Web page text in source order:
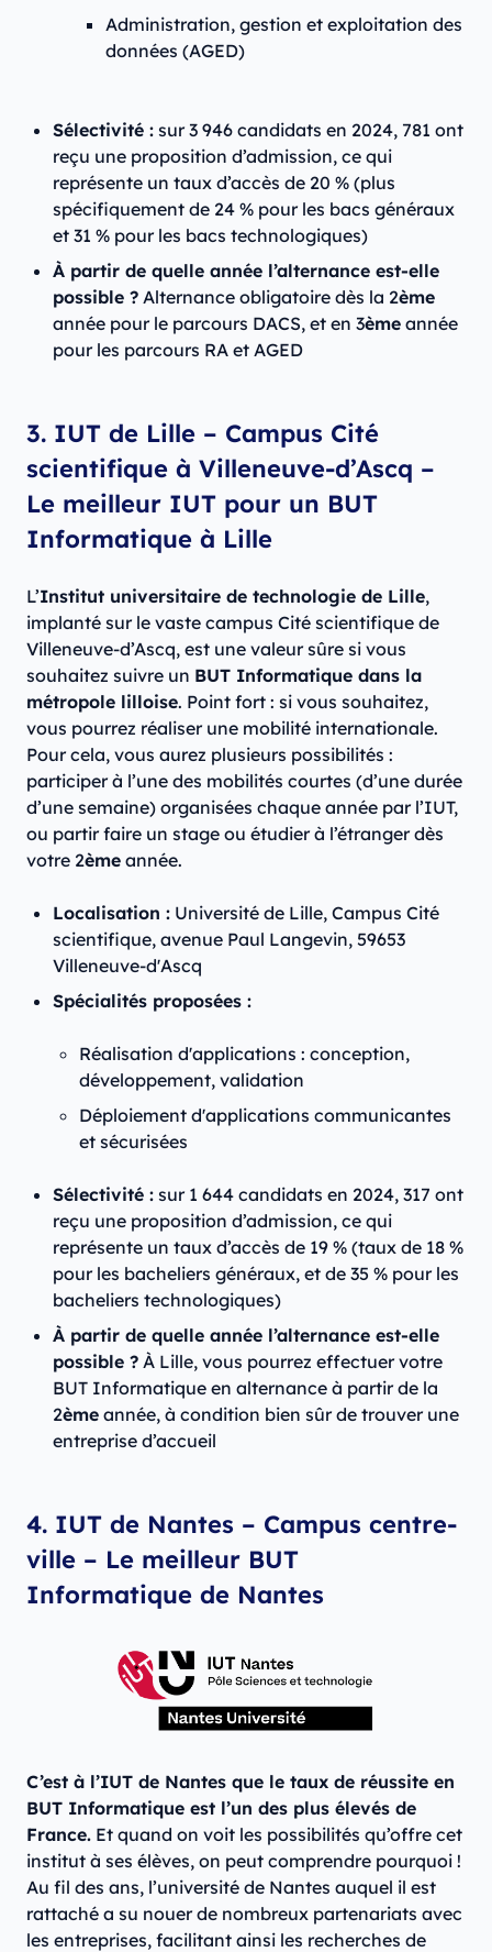
Administration, gestion et exploitation des
données (AGED)
Sélectivité : sur 3 946 candidats en 2024, 781 ont
reçu une proposition d’admission, ce qui
représente un taux d’accès de 20 % (plus
spécifiquement de 24 % pour les bacs généraux
et 31 % pour les bacs technologiques)
À partir de quelle année l’alternance est-elle
possible ? Alternance obligatoire dès la 2ème
année pour le parcours DACS, et en 3ème année
pour les parcours RA et AGED
3. IUT de Lille – Campus Cité
scientifique à Villeneuve-d’Ascq –
Le meilleur IUT pour un BUT
Informatique à Lille
L’Institut universitaire de technologie de Lille,
implanté sur le vaste campus Cité scientifique de
Villeneuve-d’Ascq, est une valeur sûre si vous
souhaitez suivre un BUT Informatique dans la
métropole lilloise. Point fort : si vous souhaitez,
vous pourrez réaliser une mobilité internationale.
Pour cela, vous aurez plusieurs possibilités :
participer à l’une des mobilités courtes (d’une durée
d’une semaine) organisées chaque année par l’IUT,
ou partir faire un stage ou étudier à l’étranger dès
votre 2ème année.
Localisation : Université de Lille, Campus Cité
scientifique, avenue Paul Langevin, 59653
Villeneuve-d'Ascq
Spécialités proposées :
Réalisation d'applications : conception,
développement, validation
Déploiement d'applications communicantes
et sécurisées
Sélectivité : sur 1 644 candidats en 2024, 317 ont
reçu une proposition d’admission, ce qui
représente un taux d’accès de 19 % (taux de 18 %
pour les bacheliers généraux, et de 35 % pour les
bacheliers technologiques)
À partir de quelle année l’alternance est-elle
possible ? À Lille, vous pourrez effectuer votre
BUT Informatique en alternance à partir de la
2ème année, à condition bien sûr de trouver une
entreprise d’accueil
4. IUT de Nantes – Campus centre-
ville – Le meilleur BUT
Informatique de Nantes
C’est à l’IUT de Nantes que le taux de réussite en
BUT Informatique est l’un des plus élevés de
France. Et quand on voit les possibilités qu’offre cet
institut à ses élèves, on peut comprendre pourquoi !
Au fil des ans, l’université de Nantes auquel il est
rattaché a su nouer de nombreux partenariats avec
les entreprises, facilitant ainsi les recherches de